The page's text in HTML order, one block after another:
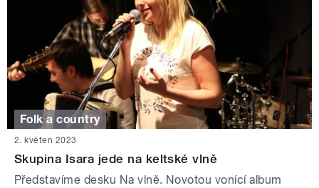
Folk a country
2. květen 2023
Skupina Isara jede na keltské vlně
Představíme desku Na vlně. Novotou vonící album